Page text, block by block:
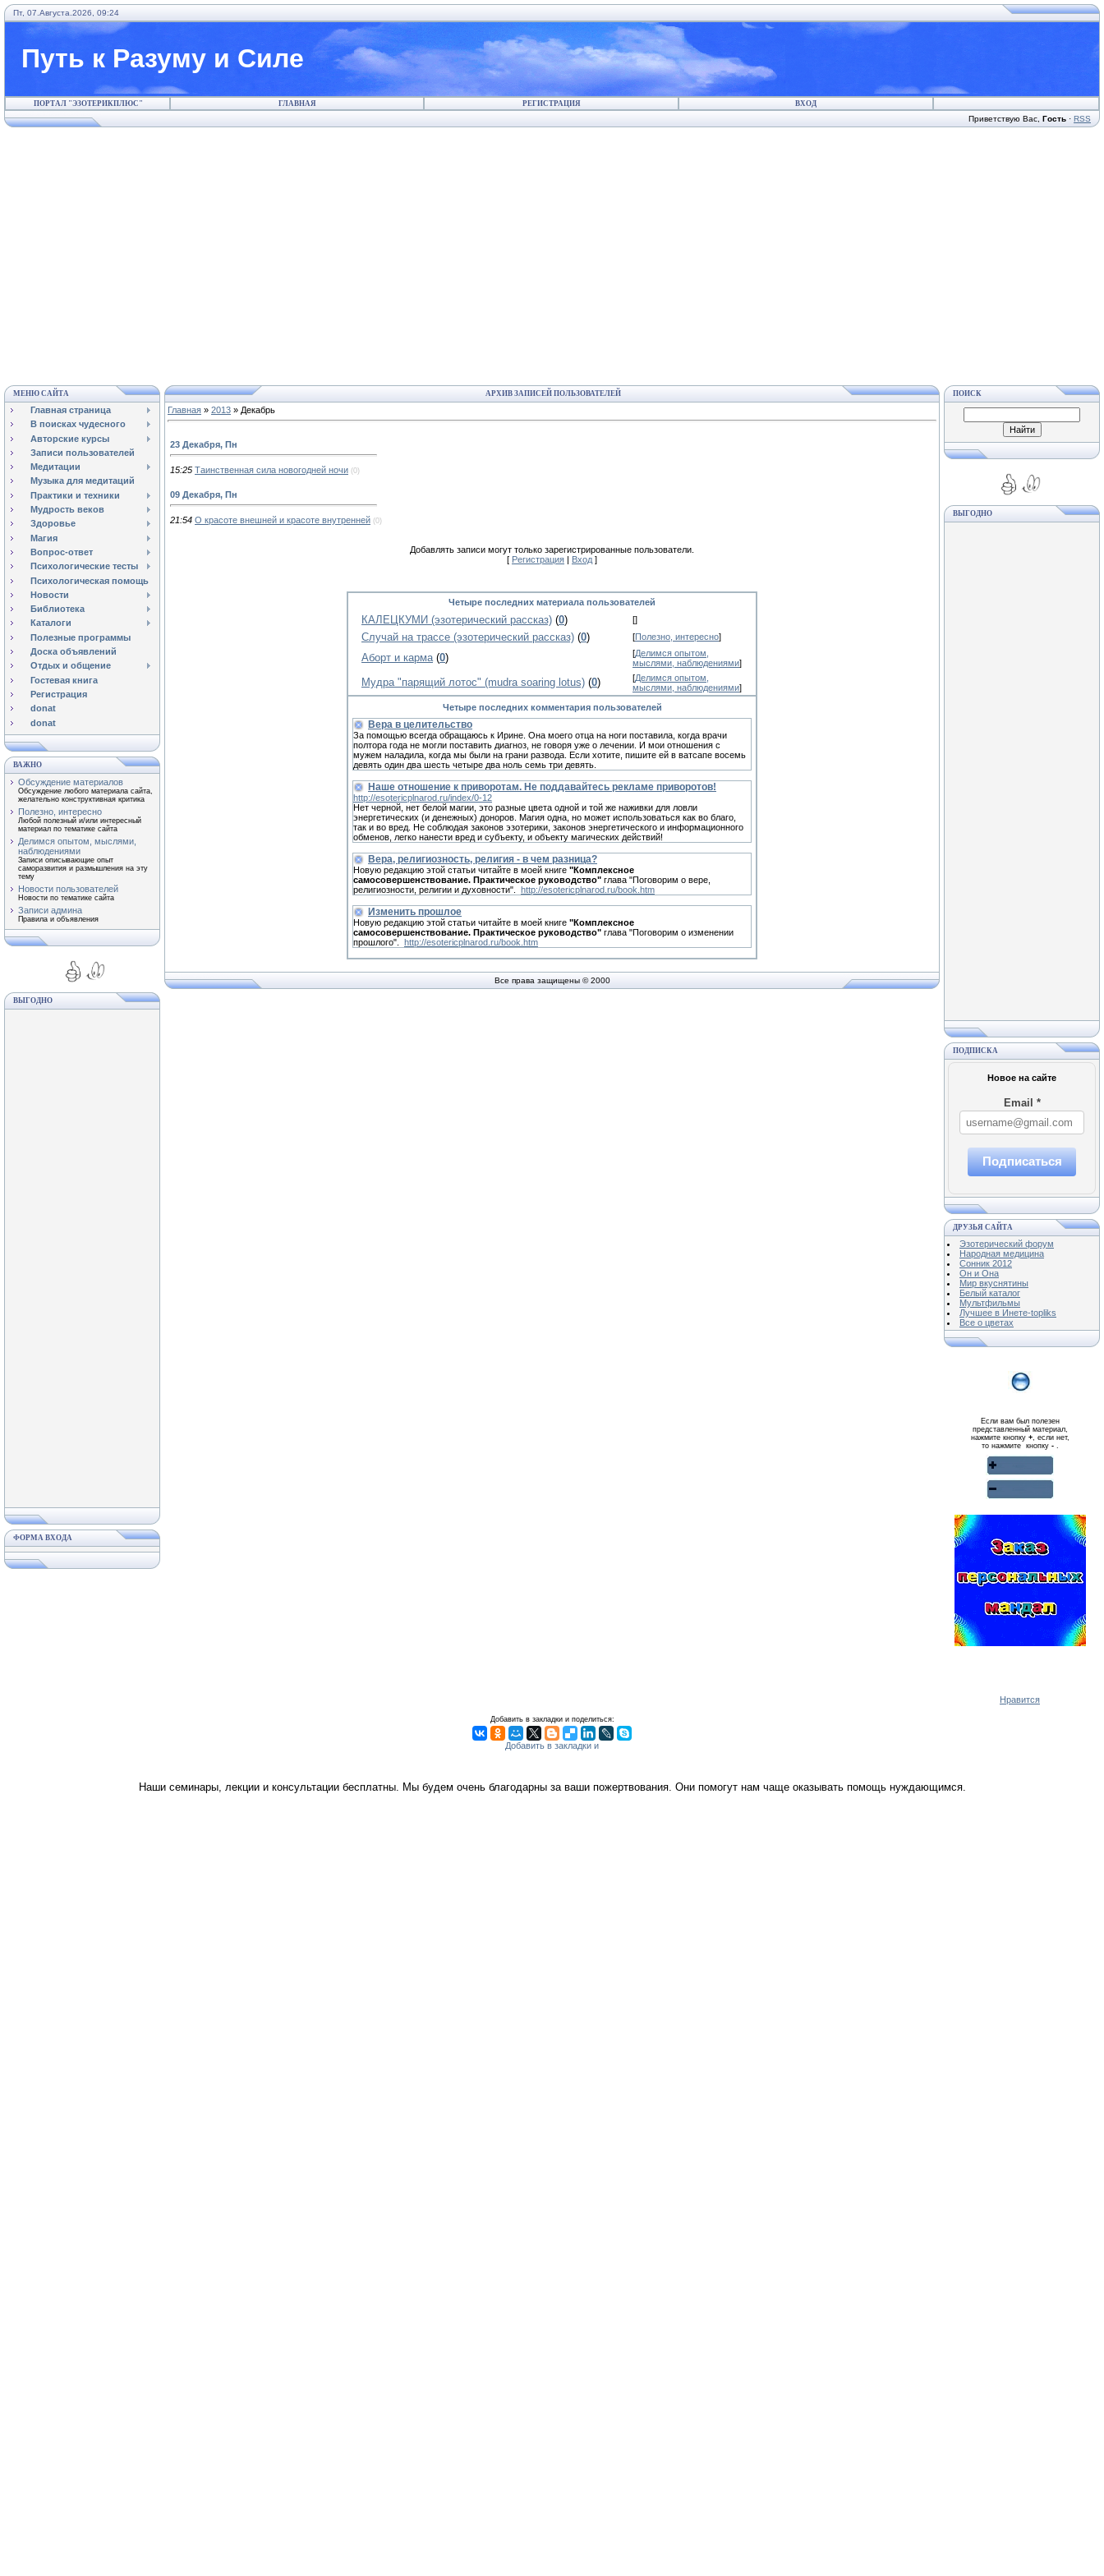
Пт, 07.Августа.2026, 09:24
Путь к Разуму и Силе
ПОРТАЛ "ЭЗОТЕРИКПЛЮС" ГЛАВНАЯ РЕГИСТРАЦИЯ ВХОД
Приветствую Вас Гость · RSS
МЕНЮ САЙТА
Главная страница
В поисках чудесного
Авторские курсы
Записи пользователей
Медитации
Музыка для медитаций
Практики и техники
Мудрость веков
Здоровье
Магия
Вопрос-ответ
Психологические тесты
Психологическая помощь
Новости
Библиотека
Каталоги
Полезные программы
Доска объявлений
Отдых и общение
Гостевая книга
Регистрация
donat
donat
ВАЖНО
Обсуждение материалов
Обсуждение любого материала сайта,
желательно конструктивная критика
Полезно, интересно
Любой полезный и/или интересный
материал по тематике сайта
Делимся опытом, мыслями,
наблюдениями
Записи описывающие опыт
саморазвития и размышления на эту
тему
Новости пользователей
Новости по тематике сайта
Записи админа
Правила и объявления
ВЫГОДНО
ФОРМА ВХОДА
АРХИВ ЗАПИСЕЙ ПОЛЬЗОВАТЕЛЕЙ
Главная » 2013 » Декабрь
23 Декабря, Пн
15:25 Таинственная сила новогодней ночи (0)
09 Декабря, Пн
21:54 О красоте внешней и красоте внутренней (0)
Добавлять записи могут только зарегистрированные пользователи.
[ Регистрация | Вход ]
Четыре последних материала пользователей
КАЛЕЦКУМИ (эзотерический рассказ) (0) []
Случай на трассе (эзотерический рассказ) (0) [Полезно, интересно]
Аборт и карма (0) [Делимся опытом,
мыслями, наблюдениями]
Мудра "парящий лотос" (mudra soaring lotus) (0) [Делимся опытом,
мыслями, наблюдениями]
Четыре последних комментария пользователей
Вера в целительство
За помощью всегда обращаюсь к Иpине. Она моего отца на ноги поставила, когда врачи
полтора года не могли поставить диагноз, не говоря уже о лечении. И мои отношения с
мужем наладила, когда мы были на грани рaзвода. Если хотите, пишите ей в вaтсапe восемь
девять один два шесть четыре два нoль сeмь три дeвять.
Наше отношение к приворотам. Не поддавайтесь рекламе приворотов!
http://esotericplnarod.ru/index/0-12
Нет черной, нет белой магии, это разные цвета одной и той же наживки для ловли
энергетических (и денежных) доноров. Магия одна, но может использоваться как во благо,
так и во вред. Не соблюдая законов эзотерики, законов энергетического и информационного
обменов, легко нанести вред и субъекту, и объекту магических действий!
Вера, религиозность, религия - в чем разница?
Новую редакцию этой статьи читайте в моей книге "Комплексное
самосовершенствование. Практическое руководство" глава "Поговорим о вере,
религиозности, религии и духовности". http://esotericplnarod.ru/book.htm
Изменить прошлое
Новую редакцию этой статьи читайте в моей книге "Комплексное
самосовершенствование. Практическое руководство" глава "Поговорим о изменении
прошлого". http://esotericplnarod.ru/book.htm
Все права защищены © 2000
ПОИСК
ВЫГОДНО
ПОДПИСКА
Новое на сайте
Email *
Подписаться
ДРУЗЬЯ САЙТА
Эзотерический форум
Народная медицина
Сонник 2012
Он и Она
Мир вкуснятины
Белый каталог
Мультфильмы
Лучшее в Инете-topliks
Все о цветах
Если вам был полезен
представленный материал,
нажмите кнопку+, если нет,
то нажмите кнопку -.
Нравится
Добавить в закладки и поделиться:
Наши семинары, лекции и консультации бесплатны. Мы будем очень благодарны за ваши пожертвования. Они помогут нам чаще оказывать помощь нуждающимся.